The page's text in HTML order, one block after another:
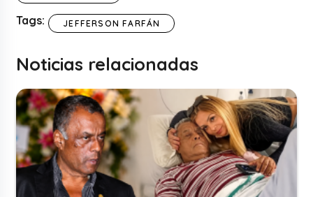
Tags: JEFFERSON FARFÁN
Noticias relacionadas